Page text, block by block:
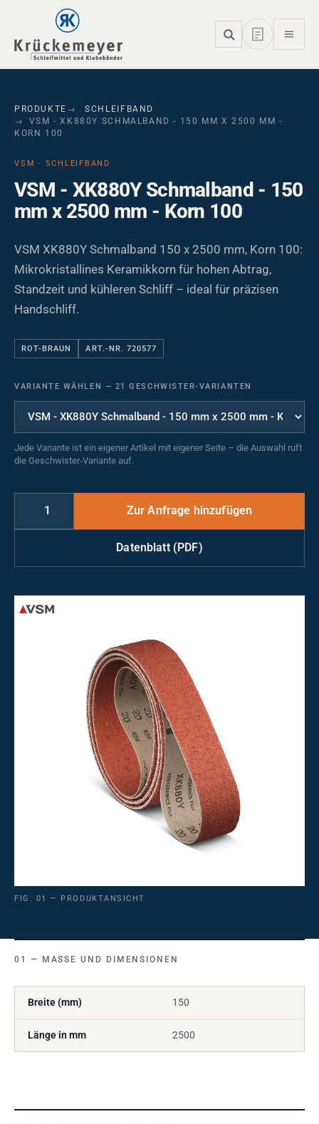
Skip to main navigation
Skip to main content
Skip to page footer
PRODUKTE
SCHLEIFBAND
VSM - XK880Y SCHMALBAND - 150 MM X 2500 MM -
KORN 100
VSM · SCHLEIFBAND
VSM - XK880Y Schmalband - 150
mm x 2500 mm - Korn 100
VSM XK880Y Schmalband 150 x 2500 mm, Korn 100:
Mikrokristallines Keramikkorn für hohen Abtrag,
Standzeit und kühleren Schliff – ideal für präzisen
Handschliff.
ROT-BRAUN ART.-NR. 720577
VARIANTE WÄHLEN — 21 GESCHWISTER-VARIANTEN
Jede Variante ist ein eigener Artikel mit eigener Seite – die Auswahl ruft
die Geschwister-Variante auf.
Datenblatt (PDF)
FIG. 01 — PRODUKTANSICHT
MASSE UND DIMENSIONEN
Breite (mm) 150
Länge in mm 2500